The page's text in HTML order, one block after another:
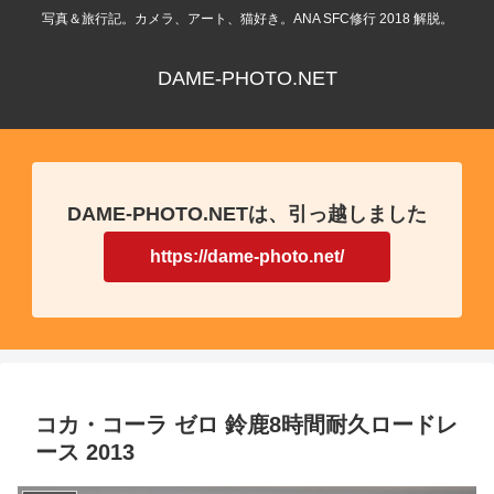
写真＆旅行記。カメラ、アート、猫好き。ANA SFC修行 2018 解脱。
DAME-PHOTO.NET
DAME-PHOTO.NETは、引っ越しました
https://dame-photo.net/
コカ・コーラ ゼロ 鈴鹿8時間耐久ロードレ
ース 2013